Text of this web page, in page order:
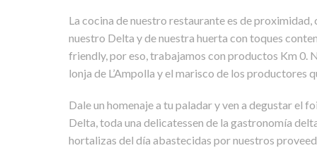
La cocina de nuestro restaurante es de
nuestro Delta y de nuestra huerta con toques
friendly, por eso, trabajamos con productos Km 0.
lonja de L’Ampolla y el marisco de los productores
Dale un homenaje a tu paladar y ven a degustar el
Delta, toda una delicatessen de la gastronomía
hortalizas del día abastecidas por nuestros